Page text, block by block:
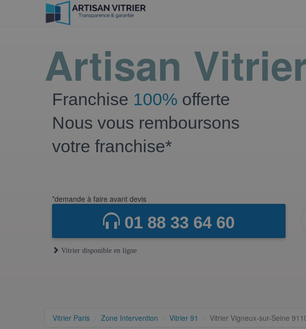
Artisan
Franchise 100% offerte
Nous vous remboursons
votre franchise*
*demande à faire avant devis
01 88 33 64 60
Vitrier disponible en ligne
Vitrier Paris Zone Intervention Vitrier 91 Vitrier Vigneux-sur-Seine